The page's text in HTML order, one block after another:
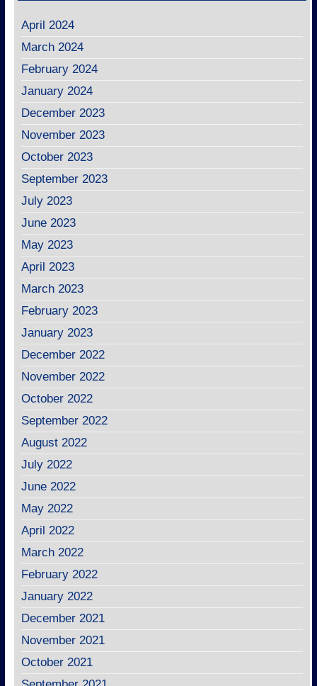
April 2024
March 2024
February 2024
January 2024
December 2023
November 2023
October 2023
September 2023
July 2023
June 2023
May 2023
April 2023
March 2023
February 2023
January 2023
December 2022
November 2022
October 2022
September 2022
August 2022
July 2022
June 2022
May 2022
April 2022
March 2022
February 2022
January 2022
December 2021
November 2021
October 2021